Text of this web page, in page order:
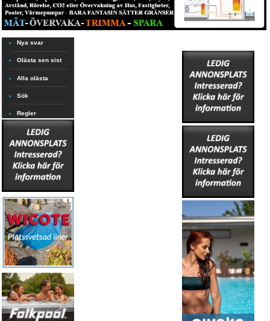
Nya svar
Olästa sen sist
Alla olästa
Sök
Regler